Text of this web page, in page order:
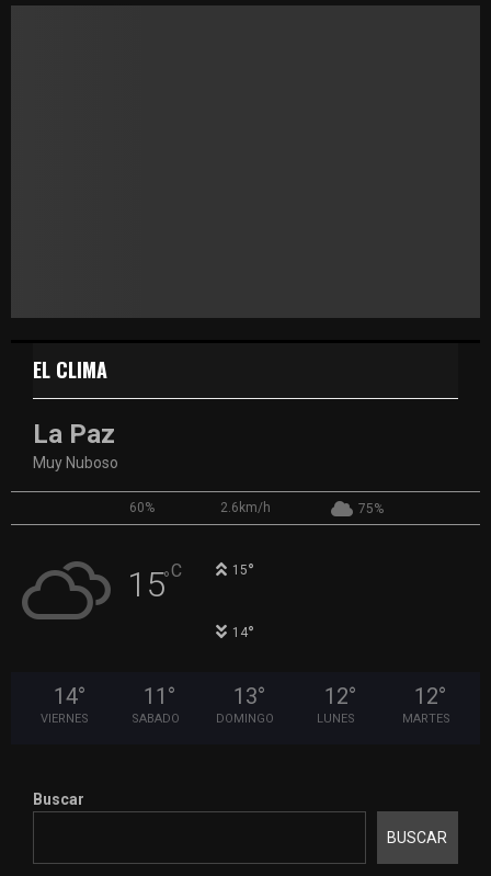
EL CLIMA
La Paz
Muy Nuboso
60% 2.6km/h 75%
15°C 15°
14°
14°
VIERNES
11 °
SABADO
13°
DOMINGO
12°
LUNES
12°
MARTES
Buscar
BUSCAR